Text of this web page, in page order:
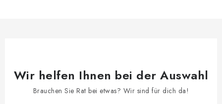
Wir helfen Ihnen bei der Auswahl
Brauchen Sie Rat bei etwas? Wir sind für dich da!